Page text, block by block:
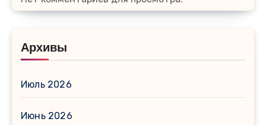
Архивы
Июль 2026
Июнь 2026